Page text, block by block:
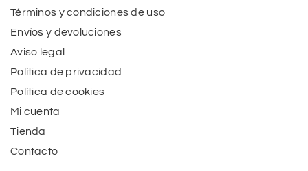
Términos y condiciones de uso
Envíos y devoluciones
Aviso legal
Política de privacidad
Política de cookies
Mi cuenta
Tienda
Contacto